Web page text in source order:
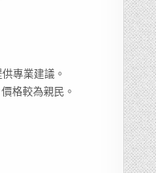
專業建議。
格較為親民。